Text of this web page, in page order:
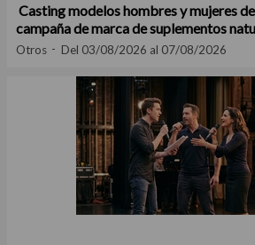
Casting modelos hombres y mujeres
campaña de marca de suplementos
Otros Del 03/08/2026 al 07/08/2026